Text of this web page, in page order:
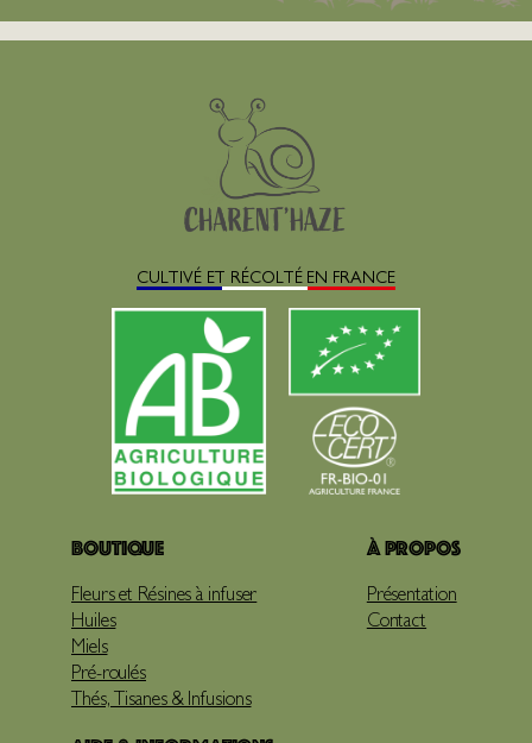
CULTIVÉ ET RÉCOLTÉ EN FRANCE
Boutique
Fleurs et Résines à infuser
Huiles
Miels
Pré-roulés
Thés, Tisanes & Infusions
À propos
Présentation
Contact